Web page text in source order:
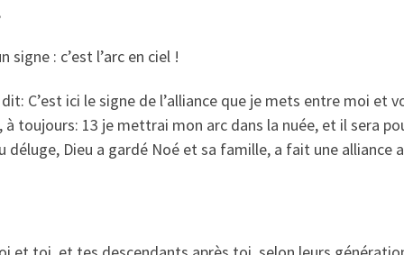
signe : c’est l’arc en ciel !
C’est ici le signe de l’alliance que je mets entre moi
toujours: 13 je mettrai mon arc dans la nuée, et il sera
déluge, Dieu a gardé Noé et sa famille, a fait une alliance